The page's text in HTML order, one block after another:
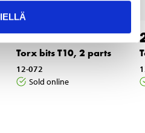
235
Torx bits T10, 2 parts
12-072
Sold online